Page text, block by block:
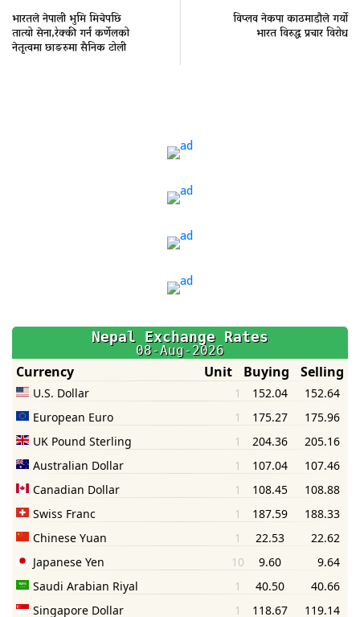
भारतले नेपाली भुमि मिचेपछि
तात्यो सेना,रेक्की गर्न कर्णेलको
नेतृत्वमा छाङरुमा सैनिक टोली
विप्लव नेकपा काठमाडौले गर्यो
भारत विरुद्ध प्रचार विरोध